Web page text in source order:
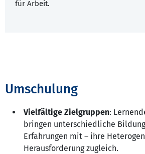
für Arbeit.
Umschulung
Vielfältige Zielgruppen:
bringen unterschiedliche
Erfahrungen mit – ihre
Herausforderung zugleich.